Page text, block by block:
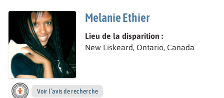
Melanie Ethier
Lieu de la disparition :
New Liskeard, Ontario, Canada
Voir l’avis de recherche